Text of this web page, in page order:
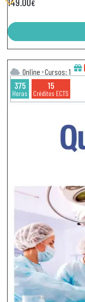
€
Online Cursos: 1
375
Horas
15
Créditos ECTS